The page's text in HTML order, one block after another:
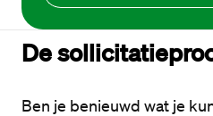
De
Ben je benieuwd wat je